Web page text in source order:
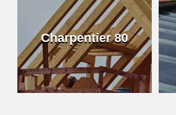
Charpentier 80